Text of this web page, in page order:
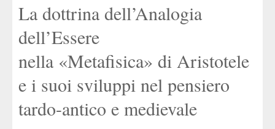
La dottrina dell’Analogia
dell’Essere
nella «Metafisica» di Aristotele
e i suoi sviluppi nel pensiero
tardo-antico e medievale